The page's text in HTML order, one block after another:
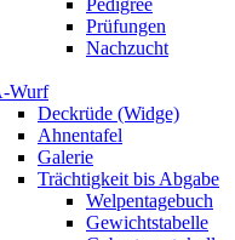
Pedigree
Prüfungen
Nachzucht
Wurf
Deckrüde (Widge)
Ahnentafel
Galerie
Trächtigkeit bis Abgabe
Welpentagebuch
Gewichtstabelle